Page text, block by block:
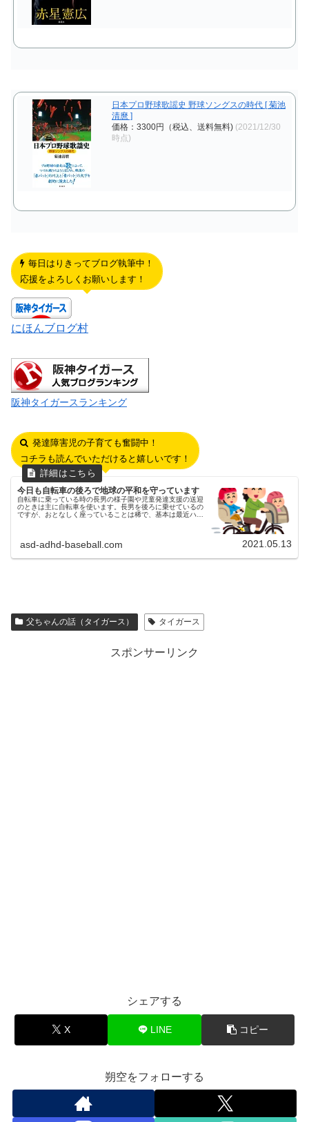
日本プロ野球歌謡史 野球ソングスの時代 [ 菊池
清麿 ]
価格：3300円（税込、送料無料) (2021/12/30
時点)
毎日はりきってブログ執筆中！
応援をよろしくお願いします！
にほんブログ村
阪神タイガースランキング
発達障害児の子育ても奮闘中！
コチラも読んでいただけると嬉しいです！
今日も自転車の後ろで地球の平和を守っています
自転車に乗っている時の長男の様子園や児童発達支援の送迎
のときは主に自転車を使います。長男を後ろに乗せているの
ですが、おとなしく座っていることは稀で、基本は最近ハマ
asd-adhd-baseball.com 2021.05.13
父ちゃんの話（タイガース） タイガース
スポンサーリンク
シェアする
X LINE コピー
朔空をフォローする